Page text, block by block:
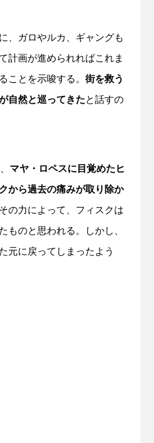
、ガロやルカ、ギャングも
計画が進められればこれま
ことを示唆する。 街を救う
自然と巡ってきた と話すの
マヤ・ロペスに目覚めたヒ
から過去の痛みが取り除か
その力によって、フィスクは
ものと思われる。しかし、
元に戻ってしまったよう